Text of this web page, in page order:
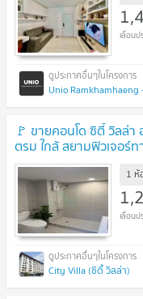
Unio Ramkhamhaeng
🚩 ขายคอนโด ซิตี้ วิลล่
ตรม ใกล้ สยามฟิวเจอร์ท
1
City Villa (ซิตี้ วิลล่า)